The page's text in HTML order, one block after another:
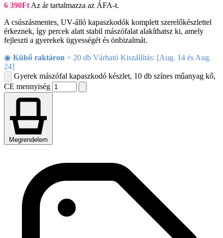
6 390Ft Az ár tartalmazza az ÁFA-t.
A csúszásmentes, UV-álló kapaszkodók komplett szerelőkészlettel
érkeznek, így percek alatt stabil mászófalat alakíthatsz ki, amely
fejleszti a gyerekek ügyességét és önbizalmát.
◉ Külső raktáron > 20 db Várható Kiszállítás: [Aug. 14 és Aug.
24]
Gyerek mászófal kapaszkodó készlet, 10 db színes műanyag kő,
CE mennyiség
Megrendelem